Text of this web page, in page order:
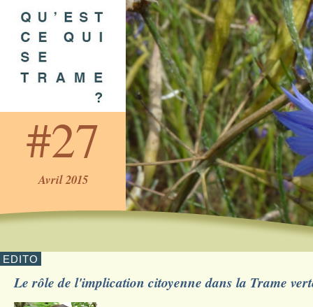
Aller
au
contenu
principal
27
Avril 2015
EDITO
Le rôle de l'implication citoyenne dans la Trame